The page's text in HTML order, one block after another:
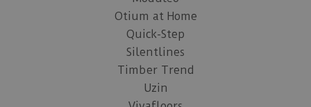
Otium at Home
Quick-Step
Silentlines
Timber Trend
Uzin